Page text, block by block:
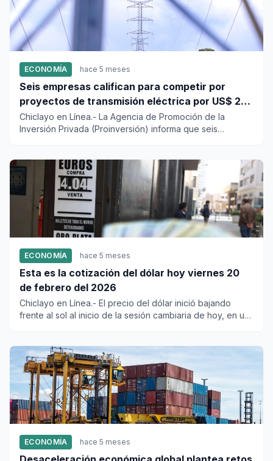
ECONOMÍA hace 5 meses
Seis empresas califican para competir por
proyectos de transmisión eléctrica por US$ 252
millones
Chiclayo en Línea.- La Agencia de Promoción de la
Inversión Privada (Proinversión) informa que seis
ECONOMÍA hace 5 meses
Esta es la cotización del dólar hoy viernes 20
de febrero del 2026
Chiclayo en Línea.- El precio del dólar inició bajando
frente al sol al inicio de la sesión cambiaria de hoy, en un
ECONOMÍA hace 5 meses